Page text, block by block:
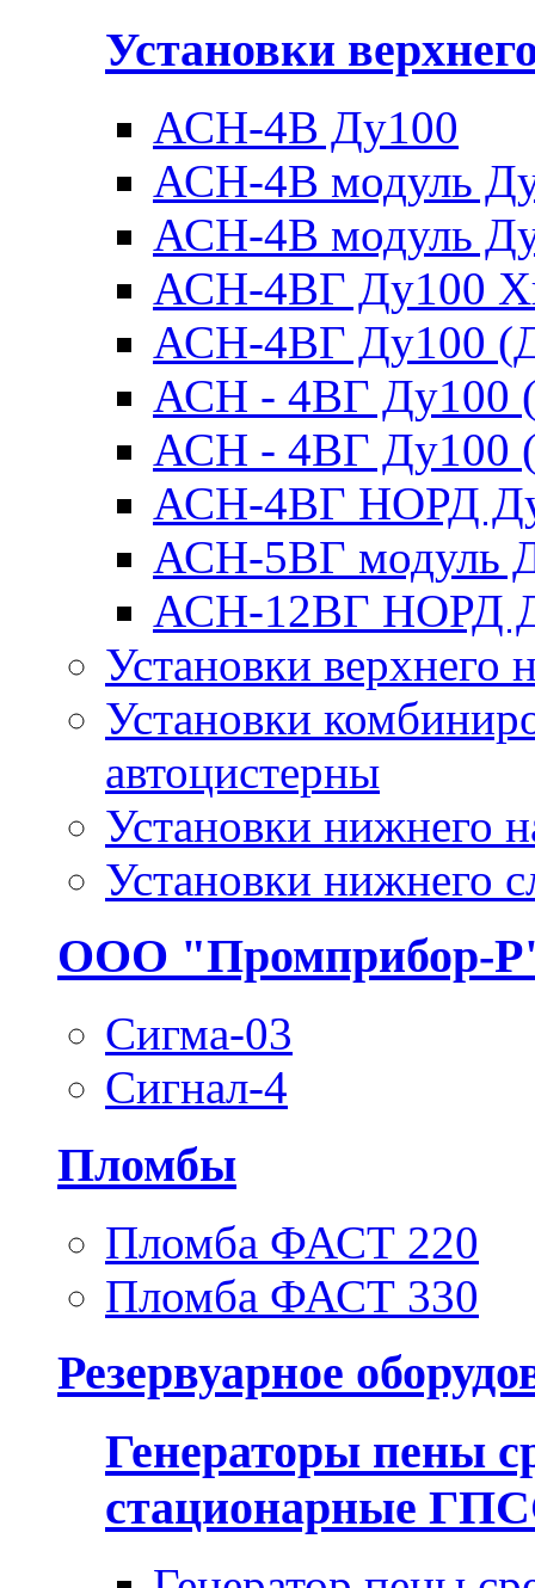
Установки
АСН-4В Ду100
АСН-4В модуль
АСН-4В модуль
АСН-4ВГ Ду100
АСН-4ВГ Ду100
АСН - 4ВГ Ду100
АСН - 4ВГ Ду100
АСН-4ВГ НОРД
АСН-5ВГ модуль
АСН-12ВГ НОРД
Установки верхнего
Установки
автоцистерны
Установки нижнего
Установки нижнего
ООО "Промприбор-
Сигма-03
Сигнал-4
Пломбы
Пломба ФАСТ 220
Пломба ФАСТ 330
Резервуарное
Генераторы пены
стационарные